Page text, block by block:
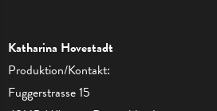
Katharina Hovestadt
Produktion/Kontakt:
Fuggerstrasse 15